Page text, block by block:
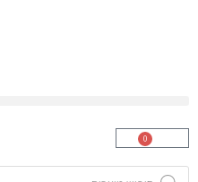
0
עגלת
Products